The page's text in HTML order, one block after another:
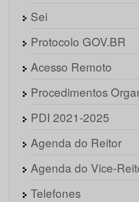
Sei
Protocolo GOV.BR
Acesso Remoto
Procedimentos
PDI 2021-2025
Agenda do Reitor
Agenda do Vice-
Telefones